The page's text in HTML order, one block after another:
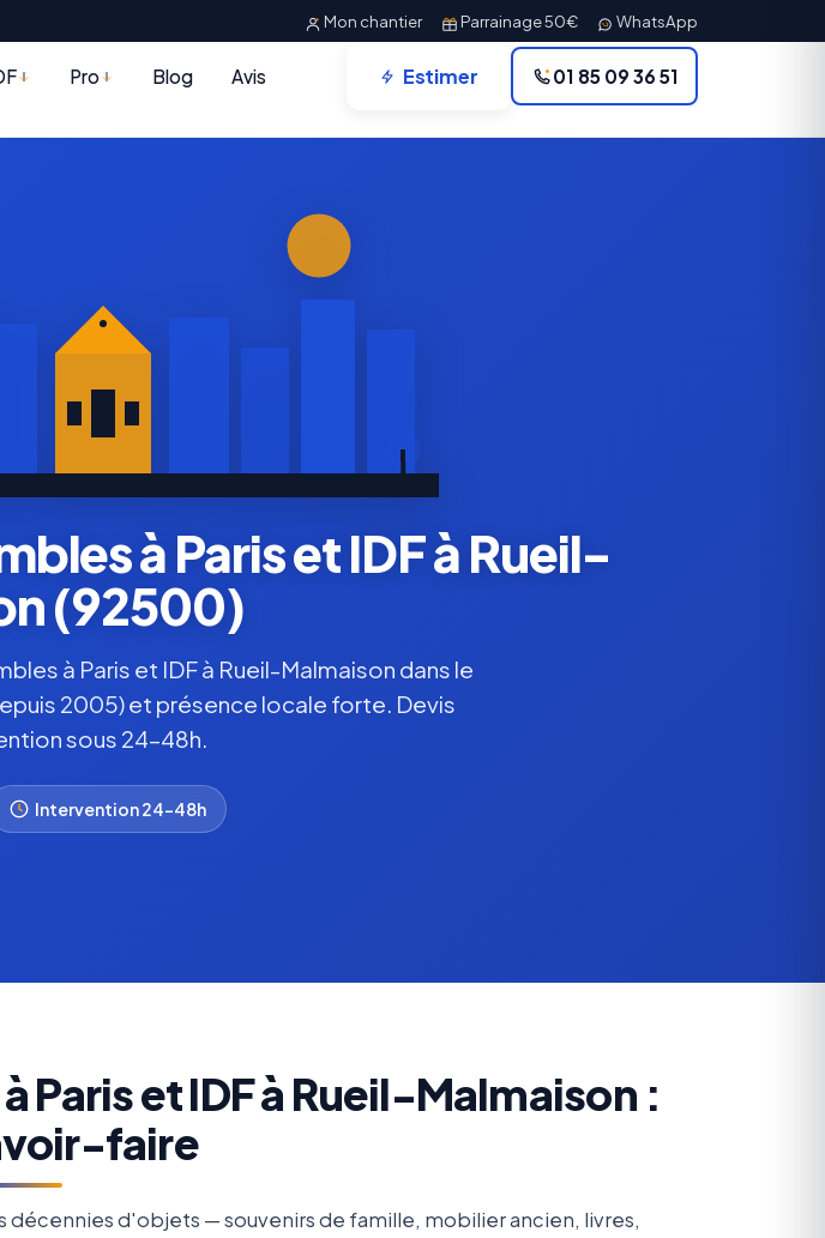
Mon chantier Parrainage 50€ WhatsApp
Pro Blog Avis Estimer 01 85 09 36 51
à Paris et IDF à Rueil-
(92500)
à Paris et IDF à Rueil-Malmaison dans le
2005) et présence locale forte. Devis
sous 24-48h.
Intervention 24-48h
Paris et IDF à Rueil-Malmaison :
faire
d'objets — souvenirs de famille, mobilier ancien, livres,